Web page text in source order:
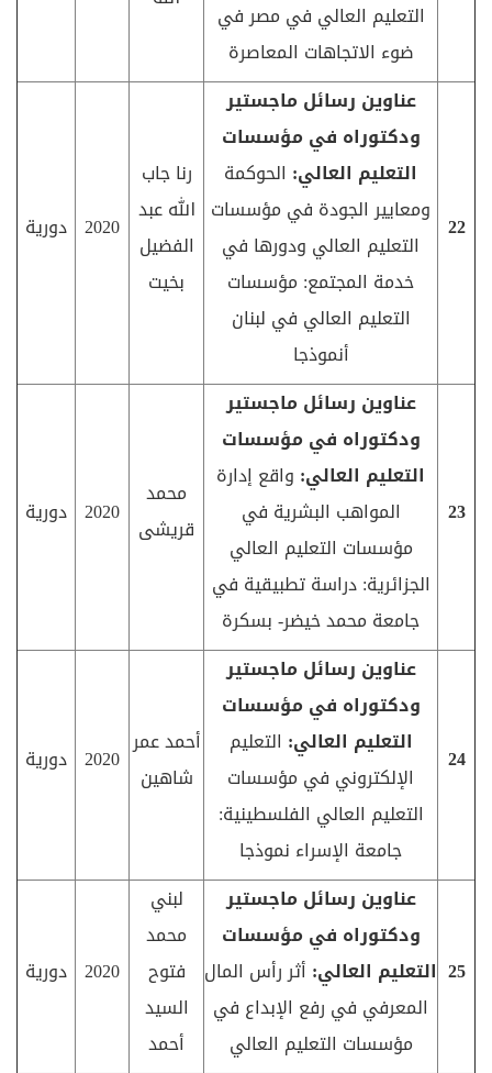
التعليم العالي في مصر في
ضوء الاتجاهات المعاصرة
22
عناوين رسائل ماجستير
ودكتوراه في مؤسسات
التعليم العالي: الحوكمة
ومعايير الجودة في مؤسسات
التعليم العالي ودورها في
خدمة المجتمع: مؤسسات
التعليم العالي في لبنان
أنموذجا
رنا جاب
الله عبد
الفضيل
بخيت
2020 دورية
23
عناوين رسائل ماجستير
ودكتوراه في مؤسسات
التعليم العالي: واقع إدارة
المواهب البشرية في
مؤسسات التعليم العالي
الجزائرية: دراسة تطبيقية في
جامعة محمد خيضر- بسكرة
محمد
قريشى
2020 دورية
24
عناوين رسائل ماجستير
ودكتوراه في مؤسسات
التعليم العالي: التعليم
الإلكتروني في مؤسسات
التعليم العالي الفلسطينية:
جامعة الإسراء نموذجا
أحمد عمر
شاهين
2020 دورية
25
عناوين رسائل ماجستير
ودكتوراه في مؤسسات
التعليم العالي: أثر رأس المال
المعرفي في رفع الإبداع في
مؤسسات التعليم العالي
لبني
محمد
فتوح
السيد
أحمد
2020 دورية